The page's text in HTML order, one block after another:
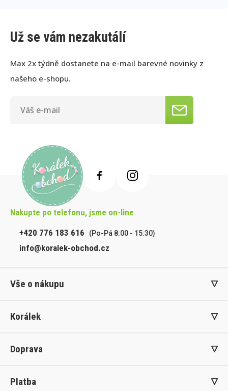
Už se vám nezakutálí
Max 2x týdně dostanete na e-mail barevné novinky z
našeho e-shopu.
Nakupte po telefonu, jsme on-line
+420 776 183 616
(Po-Pá 8:00 - 15:30)
info@koralek-obchod.cz
Vše o nákupu
Korálek
Doprava
Platba